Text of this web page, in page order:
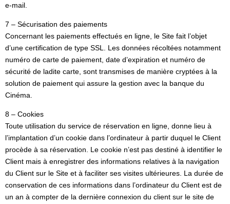
e-mail.
7 – Sécurisation des paiements
Concernant les paiements effectués en ligne, le Site fait l’objet
d’une certification de type SSL. Les données récoltées notamment
numéro de carte de paiement, date d’expiration et numéro de
sécurité de ladite carte, sont transmises de manière cryptées à la
solution de paiement qui assure la gestion avec la banque du
Cinéma.
8 – Cookies
Toute utilisation du service de réservation en ligne, donne lieu à
l’implantation d’un cookie dans l’ordinateur à partir duquel le Client
procède à sa réservation. Le cookie n’est pas destiné à identifier le
Client mais à enregistrer des informations relatives à la navigation
du Client sur le Site et à faciliter ses visites ultérieures. La durée de
conservation de ces informations dans l’ordinateur du Client est de
un an à compter de la dernière connexion du client sur le site de